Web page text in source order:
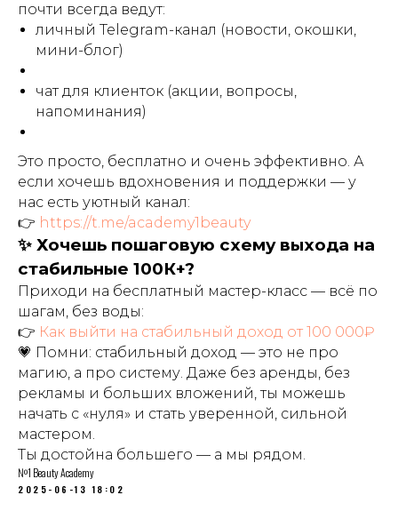
почти всегда ведут:
личный Telegram-канал (новости, окошки,
мини-блог)
чат для клиенток (акции, вопросы,
напоминания)
Это просто, бесплатно и очень эффективно. А
если хочешь вдохновения и поддержки — у
нас есть уютный канал:
👉 https://t.me/academy1beauty
✨ Хочешь пошаговую схему выхода на
стабильные 100К+?
Приходи на бесплатный мастер-класс — всё по
шагам, без воды:
👉 Как выйти на стабильный доход от 100 000₽
💗 Помни: стабильный доход — это не про
магию, а про систему. Даже без аренды, без
рекламы и больших вложений, ты можешь
начать с «нуля» и стать уверенной, сильной
мастером.
Ты достойна большего — а мы рядом.
№1 Beauty Academy
2025-06-13 18:02